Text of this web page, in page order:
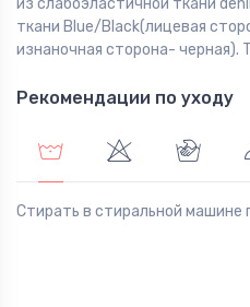
из слабоэластичной ткани
ткани Blue/Black(лицевая
изнаночная сторона- черная).
Рекомендации по уходу
Стирать в стиральной машине